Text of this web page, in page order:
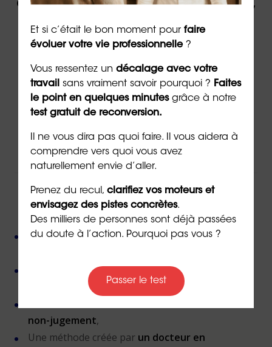
Contacter un(e) conseiller(ère)
Viale formulaire de contacten ligne
Ou par email à l’adresse
ORIENTACTION c'est :
Plus de 800 consultant(e)s expérimenté(e)s
Près de 50 000 personnes accompagnées
non-jugement,
Une méthode créée par un docteur en
Et si c’était le bon moment pour faire
évoluer votre vie professionnelle?
Vous ressentez un décalage avec votre
travail sans vraiment savoir pourquoi ? Faites
le point en quelques minutesgrâce à notre
test gratuit de reconversion.
Il ne vous dira pas quoi faire. Il vous aidera à
comprendre vers quoi vous avez
naturellement envie d’aller.
Prenez du recul, clarifiez vos moteurs et
envisagez des pistes concrètes.
Des milliers de personnes sont déjà passées
du doute à l’action. Pourquoi pas vous ?
Passer le test